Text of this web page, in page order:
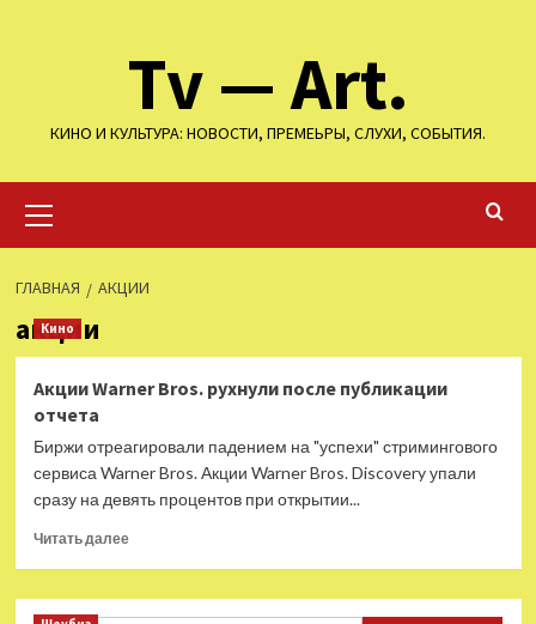
Tv — Art.
КИНО И КУЛЬТУРА: НОВОСТИ, ПРЕМЕЬРЫ, СЛУХИ, СОБЫТИЯ.
меню
ГЛАВНАЯ АКЦИИ
акции
Кино
Акции Warner Bros. рухнули после публикации
отчета
Биржи отреагировали падением на "успехи" стримингового
сервиса Warner Bros. Акции Warner Bros. Discovery упали
сразу на девять процентов при открытии...
Читать далееПрочитать
Акции